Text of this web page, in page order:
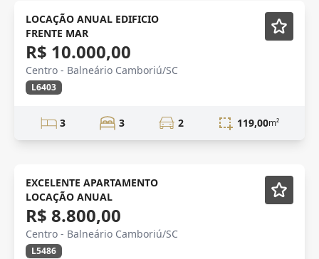
alto padrão Mobiliado
LOCAÇÃO ANUAL EDIFICIO
FRENTE MAR
R$ 10.000,00
Centro - Balneário Camboriú/SC
L6403
3 3 2 119,00m²
ALTO PADRÃO Mobiliado
EXCELENTE APARTAMENTO
LOCAÇÃO ANUAL
R$ 8.800,00
Centro - Balneário Camboriú/SC
L5486